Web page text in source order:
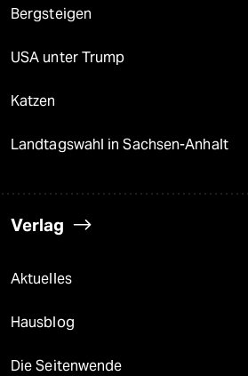
Bergsteigen
USA unter Trump
Katzen
Landtagswahl in Sachsen-Anhalt
Verlag
Aktuelles
Hausblog
Die Seitenwende